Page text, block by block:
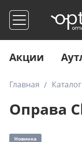
Акции
Главная Каталог
Оправа
Новинка